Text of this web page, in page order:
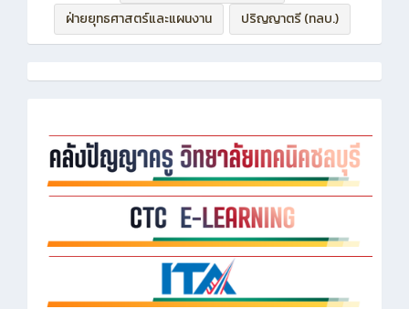
ฝ่ายยุทธศาสตร์และแผนงาน
ปริญญาตรี (ทลบ.)